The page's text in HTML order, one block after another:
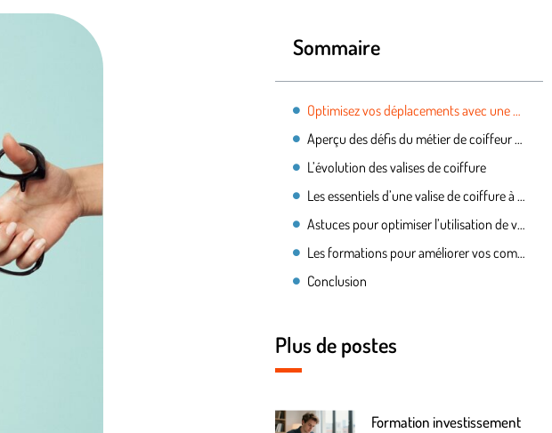
Sommaire
Optimisez vos déplacements avec une valise coiffure : astuces et formations
Aperçu des défis du métier de coiffeur à domicile
L’évolution des valises de coiffure
Les essentiels d’une valise de coiffure à domicile
Astuces pour optimiser l’utilisation de votre valise de coiffure
Les formations pour améliorer vos compétences et l’utilisation de votre valise de coiffure
Conclusion
Plus de postes
Formation investissement